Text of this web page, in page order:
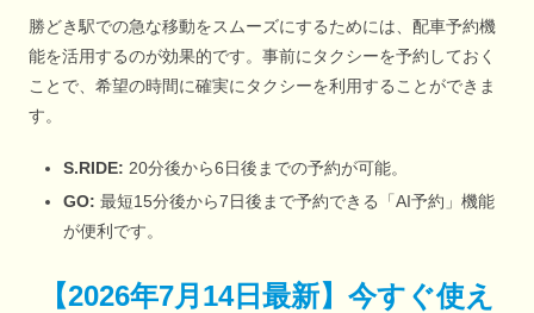
勝どき駅での急な移動をスムーズにするためには、配車予約機
能を活用するのが効果的です。事前にタクシーを予約しておく
ことで、希望の時間に確実にタクシーを利用することができま
す。
S.RIDE: 20分後から6日後までの予約が可能。
GO: 最短15分後から7日後まで予約できる「AI予約」機能
が便利です。
【2026年7月14日最新】 今すぐ使え